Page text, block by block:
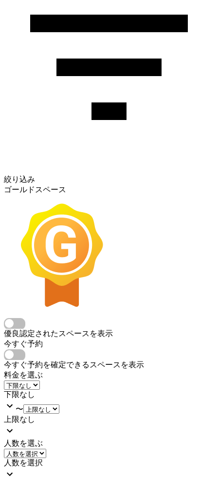
絞り込み
ゴールドスペース
優良認定されたスペースを表示
今すぐ予約
今すぐ予約を確定できるスペースを表示
料金を選ぶ
下限なし
〜
上限なし
人数を選ぶ
人数を選択